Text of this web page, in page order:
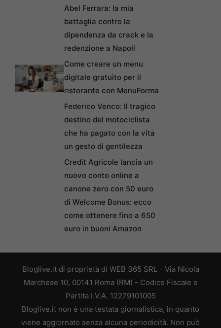
Abel Ferrara: la mia
battaglia contro la
dipendenza da crack e la
redenzione a Napoli
Come creare un menu
digitale gratuito per il
ristorante con MenuForma
Federico Venco: Il tragico
destino del motociclista
che ha pagato con la vita
un gesto di gentilezza
Credit Agricole lancia un
nuovo conto online a
canone zero con 50 euro
di Welcome Bonus: ecco
come ottenere fino a 650
euro in buoni Amazon
Bloglive.it di proprietà di WEB 365 SRL - Via Nicola
Marchese 10, 00141 Roma (RM) - Codice Fiscale e
Partita I.V.A. 12279101005
Bloglive.it non è una testata giornalistica, in quanto
viene aggiornato senza alcuna periodicità. Non può